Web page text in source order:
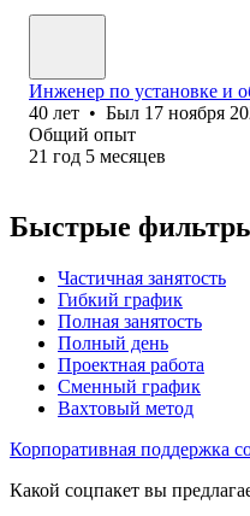
Инженер по установке и
40 лет • Был 17 ноября
Общий опыт
21 год 5 месяцев
Быстрые
Частичная занятость
Гибкий график
Полная занятость
Полный день
Проектная работа
Сменный график
Вахтовый метод
Корпоративная поддержка
Какой соцпакет вы